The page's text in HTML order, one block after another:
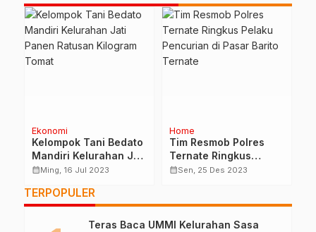
Ekonomi
Kelompok Tani Bedato
Mandiri Kelurahan Jati
Panen Ratusan
calendar_monthMing, 16 Jul 2023
Home
Tim Resmob Polres
Ternate Ringkus
Pelaku Pencurian di
calendar_monthSen, 25 Des 2023
TERPOPULER
Teras Baca UMMI Kelurahan Sasa